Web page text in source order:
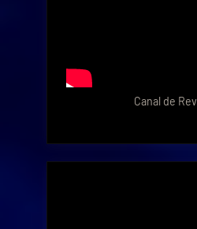
Canal de